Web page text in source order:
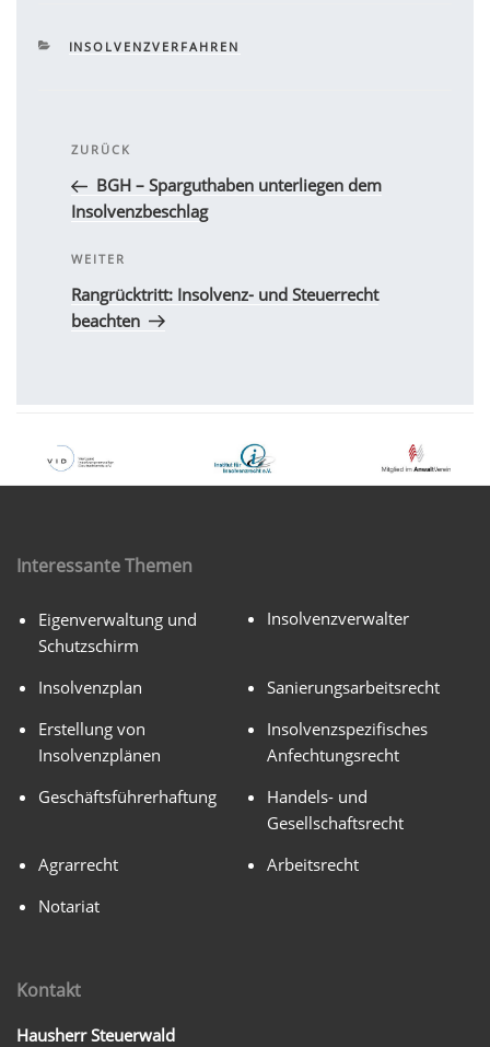
KATEGORIEN
INSOLVENZVERFAHREN
Beitragsnavigation
Vorheriger
Beitrag
ZURÜCK
BGH – Sparguthaben unterliegen dem
Insolvenzbeschlag
Nächster
Beitrag
WEITER
Rangrücktritt: Insolvenz- und Steuerrecht
beachten
Interessante Themen
Eigenverwaltung und
Schutzschirm
Insolvenzverwalter
Insolvenzplan
Sanierungsarbeitsrecht
Erstellung von
Insolvenzplänen
Insolvenzspezifisches
Anfechtungsrecht
Geschäftsführerhaftung
Handels- und
Gesellschaftsrecht
Agrarrecht
Arbeitsrecht
Notariat
Kontakt
Hausherr Steuerwald